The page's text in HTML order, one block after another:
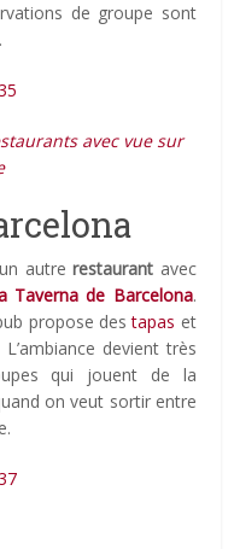
de groupe sont
avec vue sur
autrerestaurant avec
Taverna de Barcelona.
propose destapas et
devient très
qui jouent de la
on veut sortir entre